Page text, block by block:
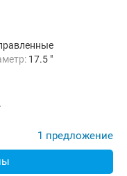
17.5 "
1 предложение